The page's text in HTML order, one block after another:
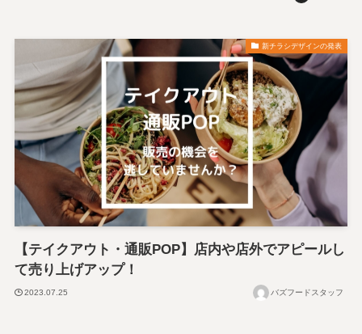
新チラシデザインの発表
【テイクアウト・通販POP】店内や店外でアピールし
て売り上げアップ！
2023.07.25 バズフードスタッフ